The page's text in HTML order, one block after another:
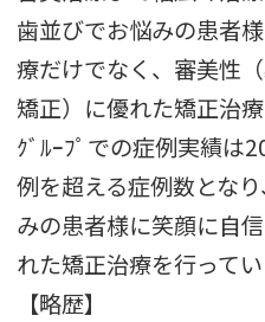
歯並びでお悩みの患者
療だけでなく、審美性
矯正）に優れた矯正治療
ｸﾞﾙｰﾌﾟでの症例実績は
例を超える症例数とな
みの患者様に笑顔に自
れた矯正治療を行ってい
【略歴】